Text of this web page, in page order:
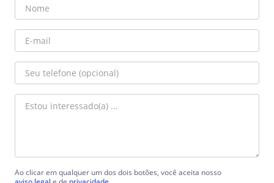
Ao clicar em qualquer um dos dois botões, você aceita nosso